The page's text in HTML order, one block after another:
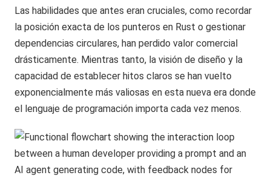
Las habilidades que antes eran cruciales, como recordar
la posición exacta de los punteros en Rust o gestionar
dependencias circulares, han perdido valor comercial
drásticamente. Mientras tanto, la visión de diseño y la
capacidad de establecer hitos claros se han vuelto
exponencialmente más valiosas en esta nueva era donde
el lenguaje de programación importa cada vez menos.